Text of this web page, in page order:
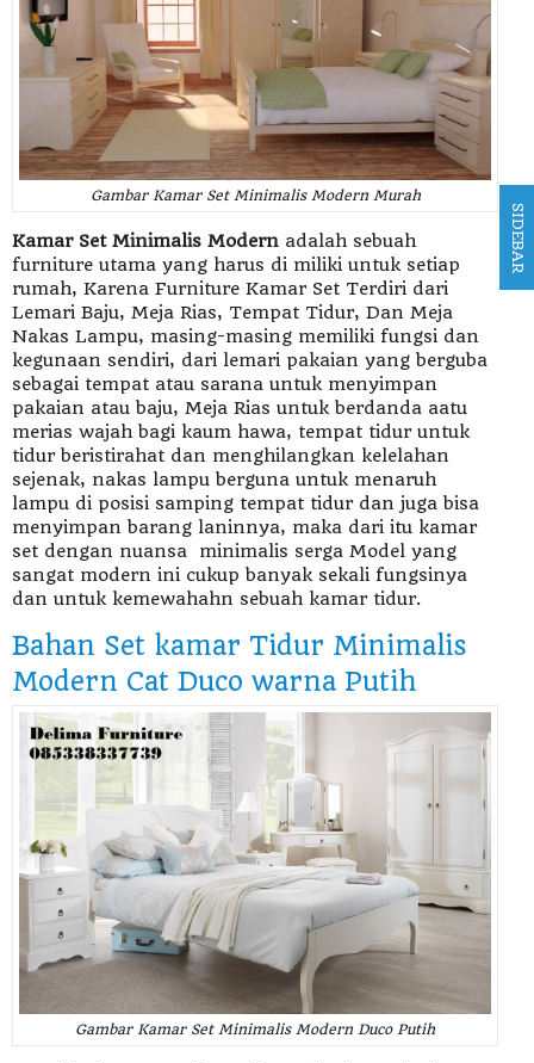
Gambar Kamar Set Minimalis Modern Murah
Kamar Set Minimalis Modern adalah sebuah
furniture utama yang harus di miliki untuk setiap
rumah, Karena Furniture Kamar Set Terdiri dari
Lemari Baju, Meja Rias, Tempat Tidur, Dan Meja
Nakas Lampu, masing-masing memiliki fungsi dan
kegunaan sendiri, dari lemari pakaian yang berguba
sebagai tempat atau sarana untuk menyimpan
pakaian atau baju, Meja Rias untuk berdanda aatu
merias wajah bagi kaum hawa, tempat tidur untuk
tidur beristirahat dan menghilangkan kelelahan
sejenak, nakas lampu berguna untuk menaruh
lampu di posisi samping tempat tidur dan juga bisa
menyimpan barang laninnya, maka dari itu kamar
set dengan nuansa minimalis serga Model yang
sangat modern ini cukup banyak sekali fungsinya
dan untuk kemewahahn sebuah kamar tidur.
Bahan Set kamar Tidur Minimalis
Modern Cat Duco warna Putih
Gambar Kamar Set Minimalis Modern Duco Putih
SIDEBAR